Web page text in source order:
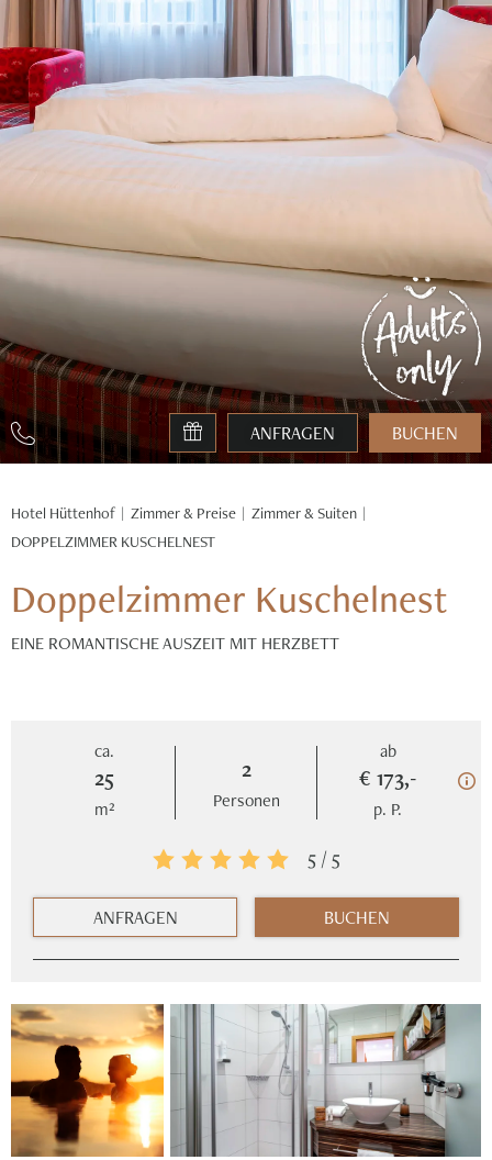
ANFRAGEN BUCHEN
Zimmer & Preise
Zimmer & Suiten
DOPPELZIMMER KUSCHELNEST
Doppelzimmer Kuschelnest
EINE ROMANTISCHE AUSZEIT MIT HERZBETT
ca.
25
m²
2
Personen
ab
€ 173,-
p. P.
ANFRAGEN BUCHEN